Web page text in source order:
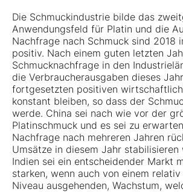
Die Schmuckindustrie bilde das
Anwendungsfeld für Platin und die
Nachfrage nach Schmuck sind 2018
positiv. Nach einem guten letzten
Schmucknachfrage in den
die Verbraucherausgaben dieses
fortgesetzten positiven
konstant bleiben, so dass der
werde. China sei nach wie vor der
Platinschmuck und es sei zu
Nachfrage nach mehreren Jahren
Umsätze in diesem Jahr stabilisieren
Indien sei ein entscheidender Markt
starken, wenn auch von einem
Niveau ausgehenden, Wachstum,